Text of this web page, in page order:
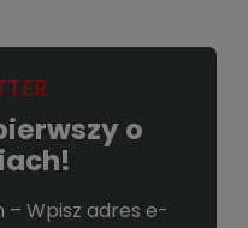
o
– Wpisz adres e-